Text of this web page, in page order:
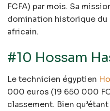
FCFA) par mois. Sa
domination historique du
africain.
#10 Hossam
Le technicien égyptien
000 euros (19 650 000
classement. Bien